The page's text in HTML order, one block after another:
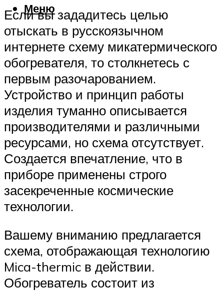
Меню
Если вы зададитесь целью
отыскать в русскоязычном
интернете схему микатермического
обогревателя, то столкнетесь с
первым разочарованием.
Устройство и принцип работы
изделия туманно описывается
производителями и различными
ресурсами, но схема отсутствует.
Создается впечатление, что в
приборе применены строго
засекреченные космические
технологии.
Вашему вниманию предлагается
схема, отображающая технологию
Mica-thermic в действии.
Обогреватель состоит из